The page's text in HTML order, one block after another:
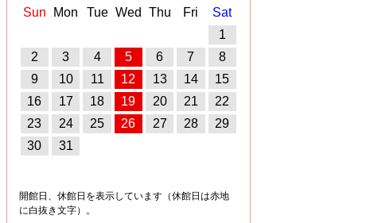
Sun Mon Tue Wed Thu Fri
Sat
1
2
3 4 5 6 7
8
9
10 11 12 13 14
15
16
17 18 19 20 21
22
23
24 25 26 27 28
29
30
31
開館日、休館日を表示しています（休館日は赤地
に白抜き文字）。